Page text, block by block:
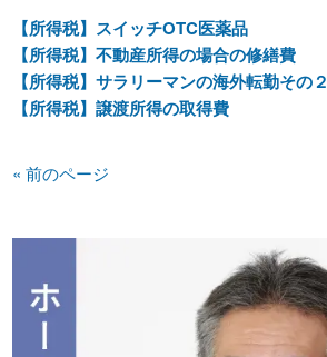
【所得税】スイッチOTC医薬品
【所得税】不動産所得の場合の修繕費
【所得税】サラリーマンの海外転勤その２
【所得税】譲渡所得の取得費
« 前のページ